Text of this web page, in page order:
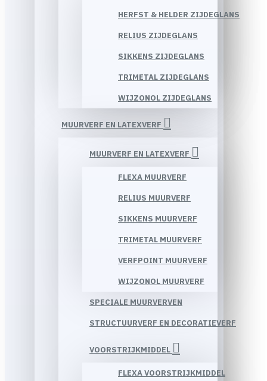
HERFST & HELDER ZIJDEGLANS
RELIUS ZIJDEGLANS
SIKKENS ZIJDEGLANS
TRIMETAL ZIJDEGLANS
WIJZONOL ZIJDEGLANS
MUURVERF EN LATEXVERF
MUURVERF EN LATEXVERF
FLEXA MUURVERF
RELIUS MUURVERF
SIKKENS MUURVERF
TRIMETAL MUURVERF
VERFPOINT MUURVERF
WIJZONOL MUURVERF
SPECIALE MUURVERVEN
STRUCTUURVERF EN DECORATIEVERF
VOORSTRIJKMIDDEL
FLEXA VOORSTRIJKMIDDEL